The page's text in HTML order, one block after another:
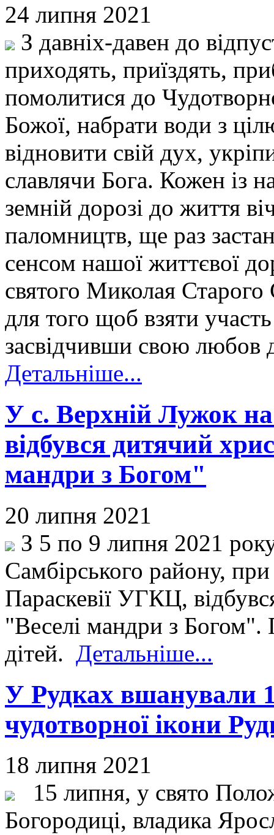
24 липня 2021
З давніх-давен до
приходять, приїздять,
помолитися до
Божої, набрати води з
відновити свій дух,
славлячи Бога. Кожен із
земній дорозі до життя
паломництв, ще раз
сенсом нашої життєвої
святого Миколая
для того щоб взяти
засвідчивши свою любов
Детальніше...
У с. Верхній Лужок
відбувся дитячий
мандри з Богом"
20 липня 2021
З 5 по 9 липня 2021
Самбірського району,
Параскевії УГКЦ,
"Веселі мандри з Богом".
дітей. Детальніше...
У Рудках вшанували
чудотворної ікони
18 липня 2021
15 липня, у свято
Богородиці, владика